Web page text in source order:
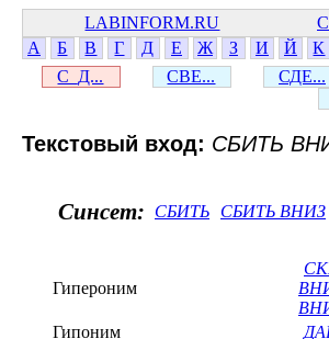
LABINFORM.RU
А
Б В Г Д Е Ж З И Й К
С_Д...
СВЕ... СДЕ...
Текстовый вход: СБИТЬ
Синсет: СБИТЬ СБИТЬ ВНИЗ
Гипероним
Гипоним